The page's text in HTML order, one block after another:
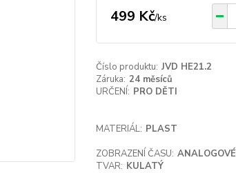
499 Kč/ks
Číslo produktu: JVD HE21.2
Záruka: 24 měsíců
URČENÍ: PRO DĚTI
MATERIÁL: PLAST
ZOBRAZENÍ ČASU: ANALOGOVÉ
TVAR: KULATÝ